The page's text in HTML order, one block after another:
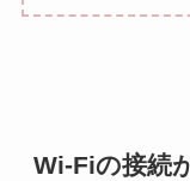
Wi-Fiの接続